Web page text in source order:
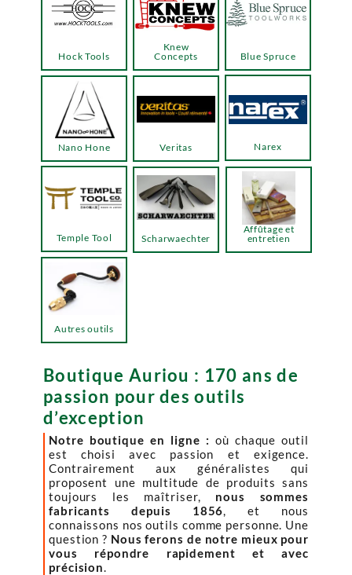
Boutique Auriou : 170 ans de
passion pour des outils
d’exception
Notre boutique en ligne : où chaque outil
est choisi avec passion et exigence.
Contrairement aux généralistes qui
proposent une multitude de produits sans
toujours les maîtriser, nous sommes
fabricants depuis 1856, et nous
connaissons nos outils comme personne. Une
question ? Nous ferons de notre mieux pour
vous répondre rapidement et avec
précision.
Hock Tools
Knew
Concepts
Temple Tool
Blue Spruce
Narex
Veritas
Nano Hone
Autres outils
Scharwaechter
Affûtage et
entretien